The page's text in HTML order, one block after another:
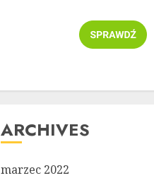
ARCHIVES
marzec 2022